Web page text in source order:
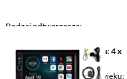
Rodzaj odtwarzacza
Maksymalna moc wyjściowa 4 x
60 W
Standardy odtwarzania dźwięku